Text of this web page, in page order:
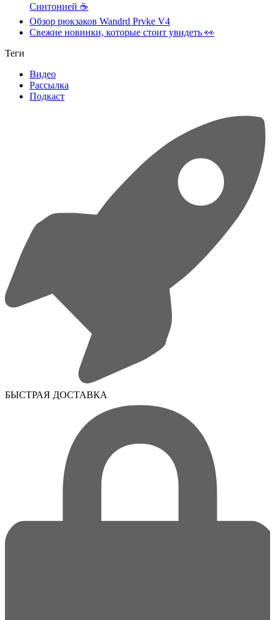
Синтонией ☕
Обзор рюкзаков Wandrd Prvke V4
Свежие новинки, которые стоит увидеть 👀
Теги
Видео
Рассылка
Подкаст
БЫСТРАЯ ДОСТАВКА